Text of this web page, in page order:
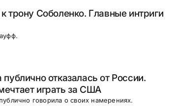
трону Соболенко. Главные интриги
отказалась от России.
играть за США
говорила о своих намерениях.